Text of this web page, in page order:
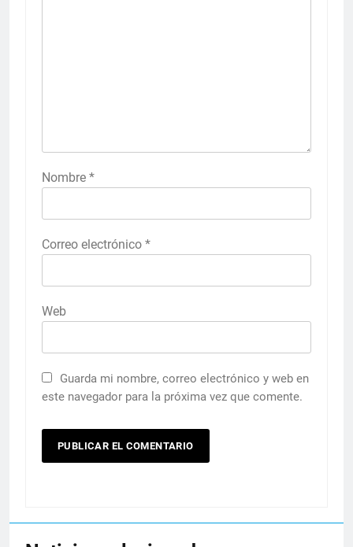
Nombre *
Correo electrónico *
Web
Guarda mi nombre, correo electrónico y web en
este navegador para la próxima vez que comente.